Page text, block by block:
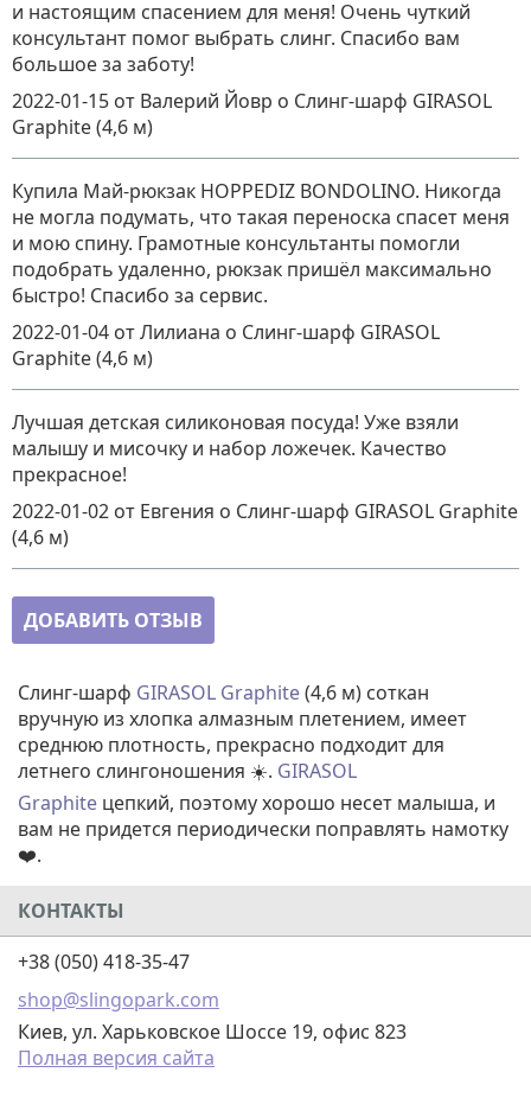
и настоящим спасением для меня! Очень чуткий
консультант помог выбрать слинг. Спасибо вам
большое за заботу!
2022-01-15 от Валерий Йовр о Слинг-шарф GIRASOL
Graphite (4,6 м)
Купила Май-рюкзак HOPPEDIZ BONDOLINO. Никогда
не могла подумать, что такая переноска спасет меня
и мою спину. Грамотные консультанты помогли
подобрать удаленно, рюкзак пришёл максимально
быстро! Спасибо за сервис.
2022-01-04 от Лилиана о Слинг-шарф GIRASOL
Graphite (4,6 м)
Лучшая детская силиконовая посуда! Уже взяли
малышу и мисочку и набор ложечек. Качество
прекрасное!
2022-01-02 от Евгения о Слинг-шарф GIRASOL Graphite
(4,6 м)
ДОБАВИТЬ ОТЗЫВ
Слинг-шарф GIRASOL Graphite(4,6 м) соткан
вручную из хлопка алмазным плетением, имеет
среднюю плотность, прекрасно подходит для
летнего слингоношения ☀️. GIRASOL
Graphite цепкий, поэтому хорошо несет малыша, и
вам не придется периодически поправлять намотку
❤️.
КОНТАКТЫ
+38 (050) 418-35-47
shop@slingopark.com
Киев, ул. Харьковское Шоссе 19, офис 823
Полная версия сайта